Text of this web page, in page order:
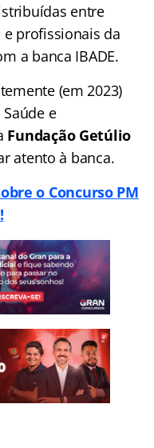
entre
profissionais da
a banca IBADE.
(em 2023)
e
Fundação Getúlio
atento à banca.
o Concurso PM